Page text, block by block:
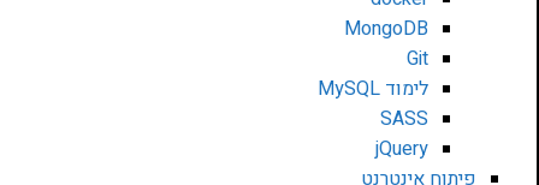
MongoDB
Git
לימוד MySQL
SASS
jQuery
פיתוח אינטרנט